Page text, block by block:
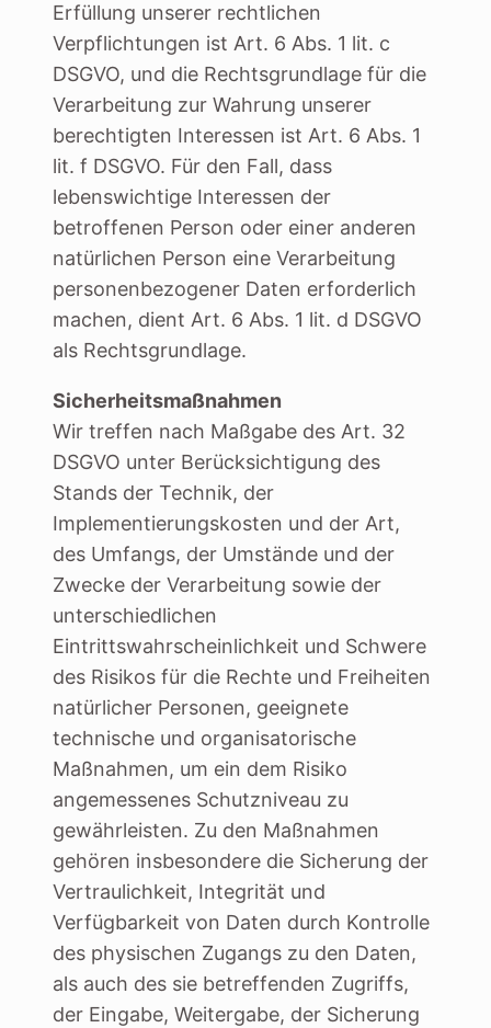
Erfüllung unserer rechtlichen
Verpflichtungen ist Art. 6 Abs. 1 lit. c
DSGVO, und die Rechtsgrundlage für die
Verarbeitung zur Wahrung unserer
berechtigten Interessen ist Art. 6 Abs. 1
lit. f DSGVO. Für den Fall, dass
lebenswichtige Interessen der
betroffenen Person oder einer anderen
natürlichen Person eine Verarbeitung
personenbezogener Daten erforderlich
machen, dient Art. 6 Abs. 1 lit. d DSGVO
als Rechtsgrundlage.
Sicherheitsmaßnahmen
Wir treffen nach Maßgabe des Art. 32
DSGVO unter Berücksichtigung des
Stands der Technik, der
Implementierungskosten und der Art,
des Umfangs, der Umstände und der
Zwecke der Verarbeitung sowie der
unterschiedlichen
Eintrittswahrscheinlichkeit und Schwere
des Risikos für die Rechte und Freiheiten
natürlicher Personen, geeignete
technische und organisatorische
Maßnahmen, um ein dem Risiko
angemessenes Schutzniveau zu
gewährleisten. Zu den Maßnahmen
gehören insbesondere die Sicherung der
Vertraulichkeit, Integrität und
Verfügbarkeit von Daten durch Kontrolle
des physischen Zugangs zu den Daten,
als auch des sie betreffenden Zugriffs,
der Eingabe, Weitergabe, der Sicherung